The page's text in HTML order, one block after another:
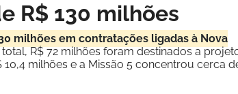
R$ 130 milhões
milhões em contratações ligadas à Nova
R$ 72 milhões foram destinados a
milhões e a Missão 5 concentrou cerca